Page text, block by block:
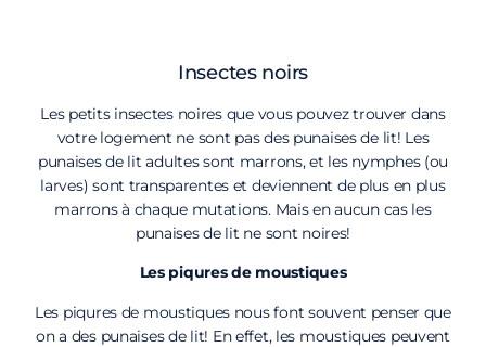
Insectes noirs
Les petits insectes noires que vous pouvez trouver dans
votre logement ne sont pas des punaises de lit! Les
punaises de lit adultes sont marrons, et les nymphes (ou
larves) sont transparentes et deviennent de plus en plus
marrons à chaque mutations. Mais en aucun cas les
punaises de lit ne sont noires!
Les piqures de moustiques
Les piqures de moustiques nous font souvent penser que
on a des punaises de lit! En effet, les moustiques peuvent